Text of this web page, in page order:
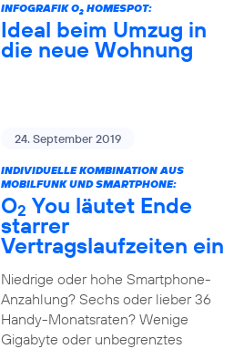
INFOGRAFIK O2HOMESPOT:
Ideal beim Umzug in
die neue Wohnung
24. September 2019
INDIVIDUELLE KOMBINATION AUS
MOBILFUNK UND SMARTPHONE:
O2 You läutet Ende
starrer
Vertragslaufzeiten ein
Niedrige oder hohe Smartphone-
Anzahlung? Sechs oder lieber 36
Handy-Monatsraten? Wenige
Gigabyte oder unbegrenztes